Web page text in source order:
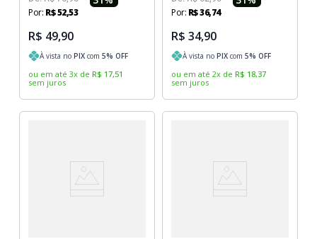
Por: R$52,53
R$ 49,90
À vista noPIX com5% OFF
ou em até 3x de R$ 17,51
sem juros
Por: R$36,74
R$ 34,90
À vista no PIX com 5% OFF
ou em até 2x de R$ 18,37
sem juros